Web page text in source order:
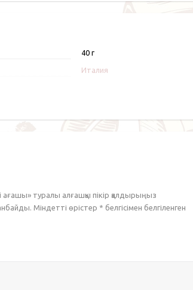
40 г
Италия
туралы алғашқы пікір қалдырыңыз
Міндетті өрістер * белгісімен белгіленген